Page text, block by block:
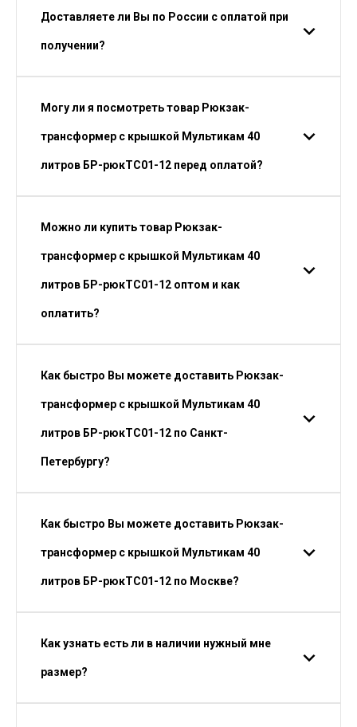
Доставляете ли Вы по России с оплатой при
получении?
Могу ли я посмотреть товар Рюкзак-
трансформер с крышкой Мультикам 40
литров БР-рюкТС01-12 перед оплатой?
Можно ли купить товар Рюкзак-
трансформер с крышкой Мультикам 40
литров БР-рюкТС01-12 оптом и как
оплатить?
Как быстро Вы можете доставить Рюкзак-
трансформер с крышкой Мультикам 40
литров БР-рюкТС01-12 по Санкт-
Петербургу?
Как быстро Вы можете доставить Рюкзак-
трансформер с крышкой Мультикам 40
литров БР-рюкТС01-12 по Москве?
Как узнать есть ли в наличии нужный мне
размер?